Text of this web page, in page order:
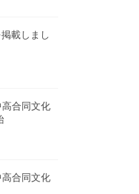
載しまし
高合同文化
高合同文化